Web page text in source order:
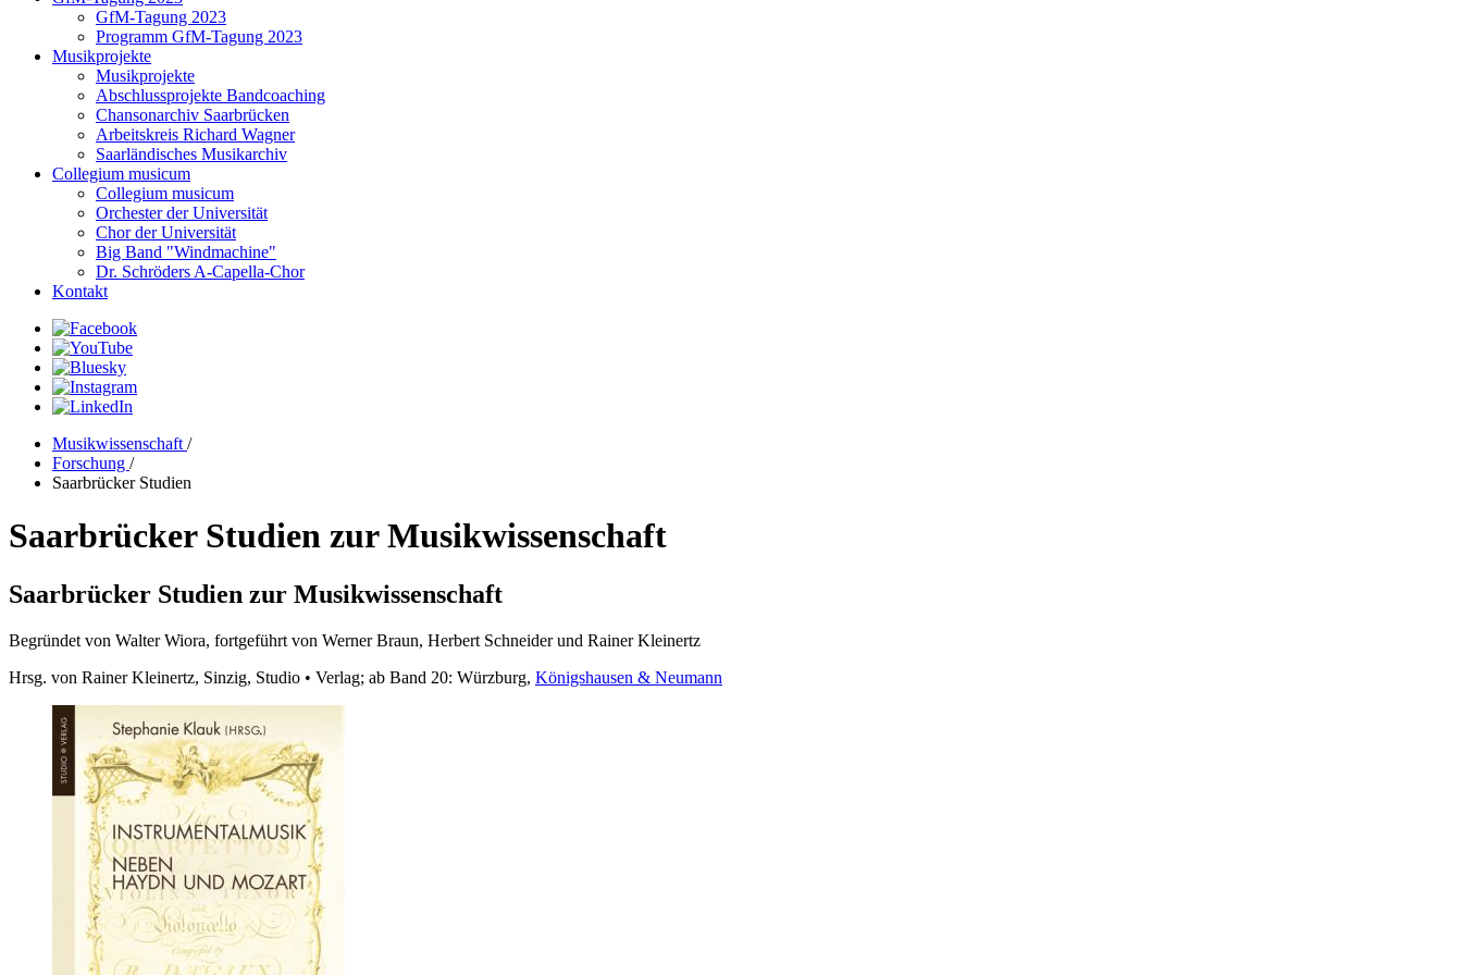
GfM-Tagung 2023
Programm GfM-Tagung 2023
Musikprojekte
Musikprojekte
Abschlussprojekte Bandcoaching
Chansonarchiv Saarbrücken
Arbeitskreis Richard Wagner
Saarländisches Musikarchiv
Collegium musicum
Collegium musicum
Orchester der Universität
Chor der Universität
Big Band "Windmachine"
Dr. Schröders A-Capella-Chor
Kontakt
Musikwissenschaft /
Forschung /
Saarbrücker Studien
Saarbrücker Studien zur Musikwissenschaft
Saarbrücker Studien zur Musikwissenschaft
Begründet von Walter Wiora, fortgeführt von Werner Braun, Herbert Schneider und Rainer Kleinertz
Hrsg. von Rainer Kleinertz, Sinzig, Studio • Verlag; ab Band 20: Würzburg, Königshausen & Neumann